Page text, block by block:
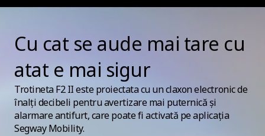
Cu cat se aude mai tare cu
atat e mai sigur
TrotinetaF2 II este proiectata cu un claxon electronic de
înalți decibeli pentru avertizare mai puternică și
alarmare antifurt, care poate fi activată pe aplicația
Segway Mobility.